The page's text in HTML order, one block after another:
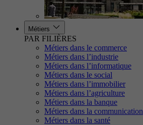
Métiers
PAR FILIÈRES
Métiers dans le commerce
Métiers dans l’industrie
Métiers dans l’informatique
Métiers dans le social
Métiers dans l’immobilier
Métiers dans l’agriculture
Métiers dans la banque
Métiers dans la communication
Métiers dans la santé